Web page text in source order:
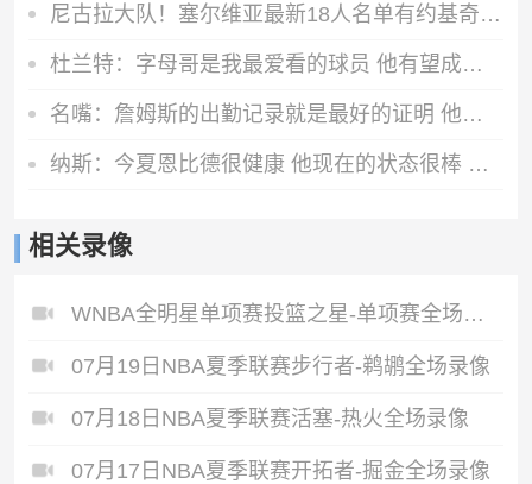
尼古拉大队！塞尔维亚最新18人名单有约基奇/约维奇等7个叫尼古拉
杜兰特：字母哥是我最爱看的球员 他有望成历史最佳
名嘴：詹姆斯的出勤记录就是最好的证明 他季后赛302场全勤
纳斯：今夏恩比德很健康 他现在的状态很棒 能全面投入备战
相关录像
WNBA全明星单项赛投篮之星-单项赛全场录像
07月19日NBA夏季联赛步行者-鹈鹕全场录像
07月18日NBA夏季联赛活塞-热火全场录像
07月17日NBA夏季联赛开拓者-掘金全场录像